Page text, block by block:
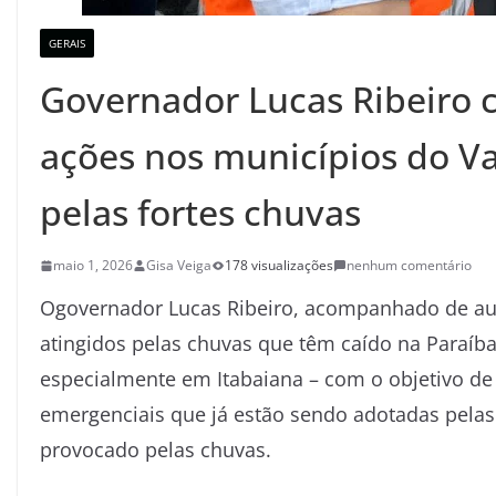
GERAIS
Governador Lucas Ribeiro
ações nos municípios do
pelas fortes chuvas
maio 1, 2026 Gisa Veiga 178 visualizações nenhum comentário
Ogovernador Lucas Ribeiro, acompanhado de
atingidos pelas chuvas que têm caído na
especialmente em Itabaiana – com o objetivo
emergenciais que já estão sendo adotadas
provocado pelas chuvas.